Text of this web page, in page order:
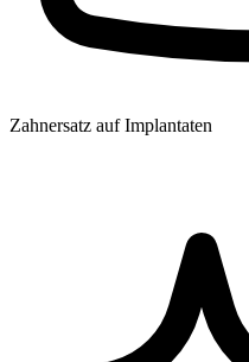
Zahnersatz auf Implantaten